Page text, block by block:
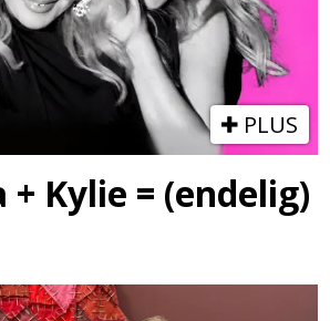
PLUS
+ Kylie = (endelig)